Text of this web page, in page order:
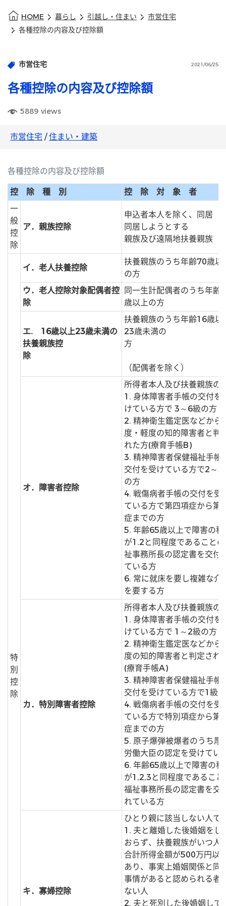
HOME 暮らし 引越し・住まい
市営住宅
各種控除の内容及び控除額
市営住宅 2021/06/25
各種控除の内容及び控除額
5889 views
市営住宅 /住まい・建築
各種控除の内容及び控除額
控 除 種 別
控 除 対 象 者
一
般
控
除
ア．親族控除
申込者本人を除く、同居（
同居しようとする
親族及び遠隔地扶養親族
特
別
控
除
イ．老人扶養控除
扶養親族のうち年齢70歳以
の方
ウ．老人控除対象配偶者控
除
同一生計配偶者のうち年齢
歳以上の方
エ. 16歳以上23歳未満の
扶養親族控
除
扶養親族のうち年齢16歳以
23歳未満の
方
（配偶者を除く）
オ．障害者控除
所得者本人及び扶養親族の
1. 身体障害者手帳の交付を
けている方で 3～6級の方
2. 精神衛生鑑定医などから
度・軽度の知的障害者と判
れた方(療育手帳B)
3. 精神障害者保健福祉手帳
交付を受けている方で2～3
の方
4. 戦傷病者手帳の交付を受
ている方で第四項症から第
症までの方
5. 年齢65歳以上で障害の程
が1.2と同程度であること
祉事務所長の認定書を交付
ている方
6. 常に就床を要し複雑な介
を要する方
カ．特別障害者控除
所得者本人及び扶養親族の
1. 身体障害者手帳の交付を
けている方で 1～2級の方
2. 精神衛生鑑定医などから
度の知的障害者と判定され
(療育手帳A)
3. 精神障害者保健福祉手帳
交付を受けている方で1級
4. 戦傷病者手帳の交付を受
ている方で特別項症から第
症までの方
5. 原子爆弾被爆者のうち厚
労働大臣の認定を受けてい
6. 年齢65歳以上で障害の程
が1,2,3と同程度であること
福祉事務所長の認定書を交
れている方
キ．寡婦控除
ひとり親に該当しない人で
1. 夫と離婚した後婚姻をし
おらず、扶養親族がいつ人
合計所得金額が500万円以
あり、事実上婚姻関係と同
事情があると認められる者
ない人
2. 夫と死別した後婚姻して